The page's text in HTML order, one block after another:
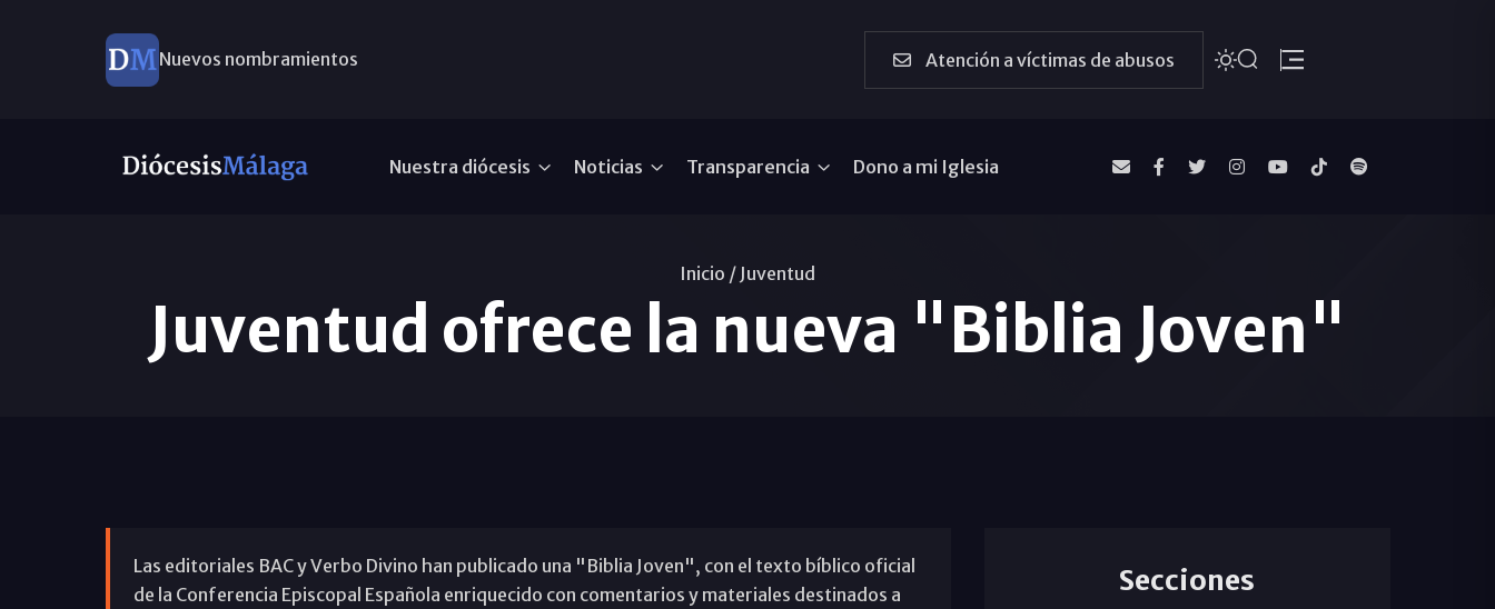
Nuevos nombramientos Atención a víctimas de abusos
Nuestra diócesis Noticias Transparencia Dono a mi Iglesia
Inicio / Juventud
Juventud ofrece la nueva "Biblia Joven"
Las editoriales BAC y Verbo Divino han publicado una "Biblia Joven", con el texto bíblico oficial
de la Conferencia Episcopal Española enriquecido con comentarios y materiales destinados a
Secciones